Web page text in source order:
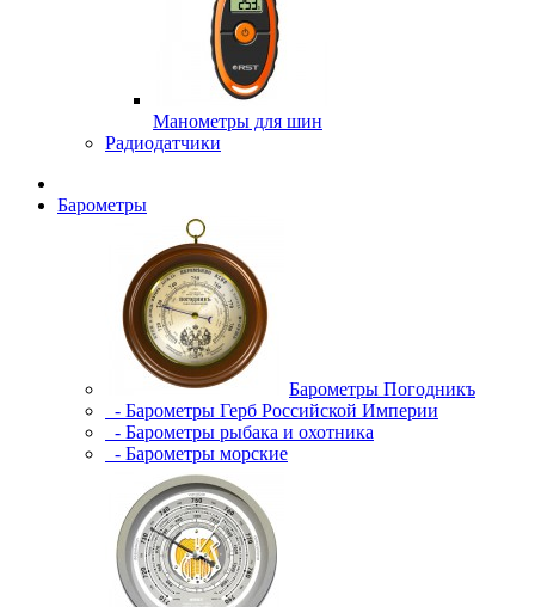
Манометры для шин
Радиодатчики
Барометры
Барометры Погодникъ
- Барометры Герб Российской Империи
- Барометры рыбака и охотника
- Барометры морские